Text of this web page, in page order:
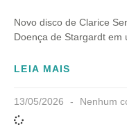
Novo disco de Clarice
Doença de Stargardt em
LEIA MAIS
13/05/2026 Nenhum